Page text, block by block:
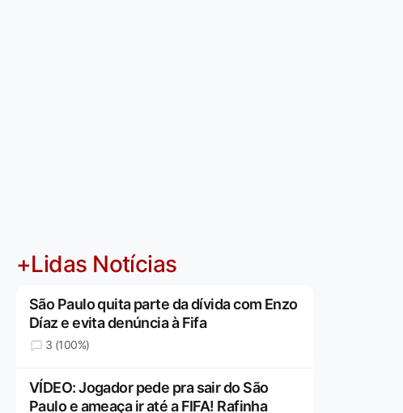
+Lidas Notícias
São Paulo quita parte da dívida com Enzo
Díaz e evita denúncia à Fifa
3 (100%)
VÍDEO: Jogador pede pra sair do São
Paulo e ameaça ir até a FIFA! Rafinha